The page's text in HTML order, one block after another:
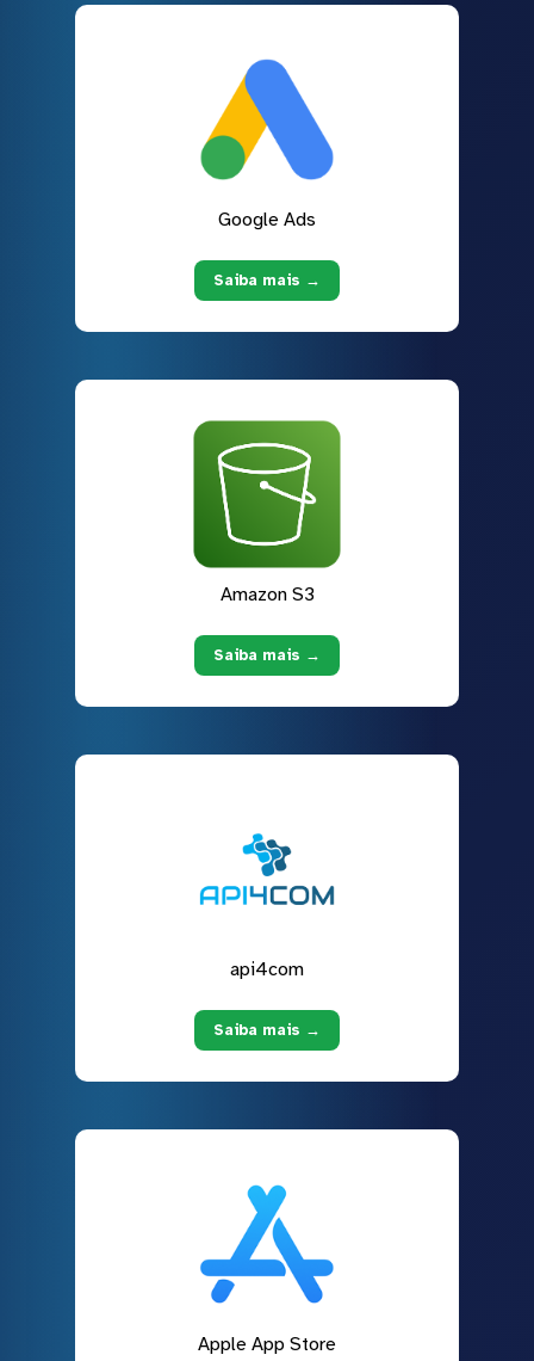
Google Ads
Saiba mais →
Amazon S3
Saiba mais →
api4com
Saiba mais →
Apple App Store